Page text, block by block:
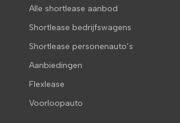
Alle shortlease aanbod
Shortlease bedrijfswagens
Shortlease personenauto’s
Aanbiedingen
Flexlease
Voorloopauto